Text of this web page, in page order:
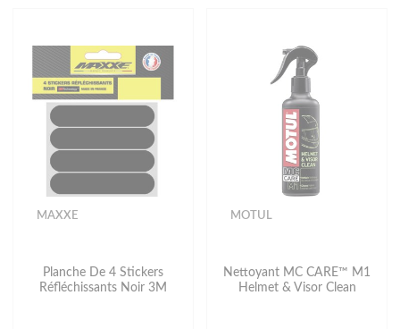
MAXXE
Planche De 4 Stickers
Réfléchissants Noir 3M
MOTUL
Nettoyant MC CARE™ M1
Helmet & Visor Clean